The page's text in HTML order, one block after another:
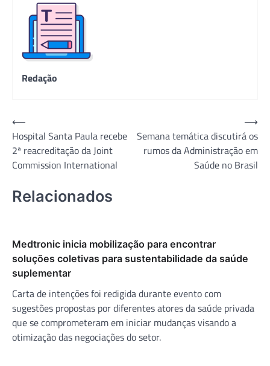
Redação
Navegação
de
Post
⟵
Hospital Santa Paula recebe
2ª reacreditação da Joint
Commission International
Semana temática discutirá os
rumos da Administração em
Saúde no Brasil
⟶
Relacionados
Medtronic inicia mobilização para encontrar
soluções coletivas para sustentabilidade da saúde
suplementar
Carta de intenções foi redigida durante evento com
sugestões propostas por diferentes atores da saúde privada
que se comprometeram em iniciar mudanças visando a
otimização das negociações do setor.